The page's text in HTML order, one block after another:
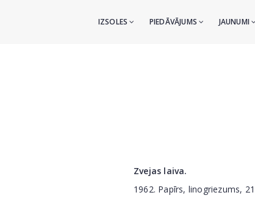
IZSOLES PIEDĀVĀJUMS JAUNUMI
Zvejas laiva.
1962. Papīrs, linogriezums,